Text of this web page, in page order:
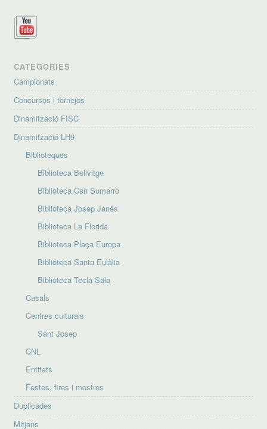
CATEGORIES
Campionats
Concursos i tornejos
Dinamització FISC
Dinamització LH9
Biblioteques
Biblioteca Bellvitge
Biblioteca Can Sumarro
Biblioteca Josep Janés
Biblioteca La Florida
Biblioteca Plaça Europa
Biblioteca Santa Eulàlia
Biblioteca Tecla Sala
Casals
Centres culturals
Sant Josep
CNL
Entitats
Festes, fires i mostres
Duplicades
Mitjans